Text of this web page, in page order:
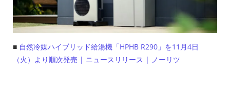
■ 自然冷媒ハイブリッド給湯機「HPHB R290」を11月4日
（火）より順次発売 | ニュースリリース | ノーリツ